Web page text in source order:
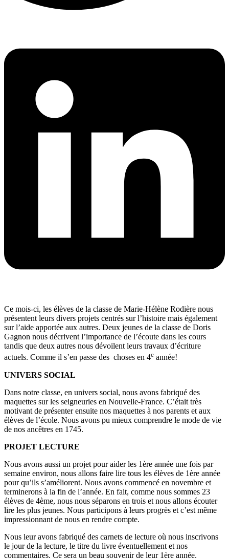
Ce mois-ci, les élèves de la classe de Marie-Hélène Rodière nous
présentent leurs divers projets centrés sur l’histoire mais également
sur l’aide apportée aux autres. Deux jeunes de la classe de Doris
Gagnon nous décrivent l’importance de l’écoute dans les cours
tandis que deux autres nous dévoilent leurs travaux d’écriture
actuels. Comme il s’en passe des choses en 4e année!
UNIVERS SOCIAL
Dans notre classe, en univers social, nous avons fabriqué des
maquettes sur les seigneuries en Nouvelle-France. C’était très
motivant de présenter ensuite nos maquettes à nos parents et aux
élèves de l’école. Nous avons pu mieux comprendre le mode de vie
de nos ancêtres en 1745.
PROJET LECTURE
Nous avons aussi un projet pour aider les 1ère année une fois par
semaine environ, nous allons faire lire tous les élèves de 1ère année
pour qu’ils s’améliorent. Nous avons commencé en novembre et
terminerons à la fin de l’année. En fait, comme nous sommes 23
élèves de 4ème, nous nous séparons en trois et nous allons écouter
lire les plus jeunes. Nous participons à leurs progrès et c’est même
impressionnant de nous en rendre compte.
Nous leur avons fabriqué des carnets de lecture où nous inscrivons
le jour de la lecture, le titre du livre éventuellement et nos
commentaires. Ce sera un beau souvenir de leur 1ère année.